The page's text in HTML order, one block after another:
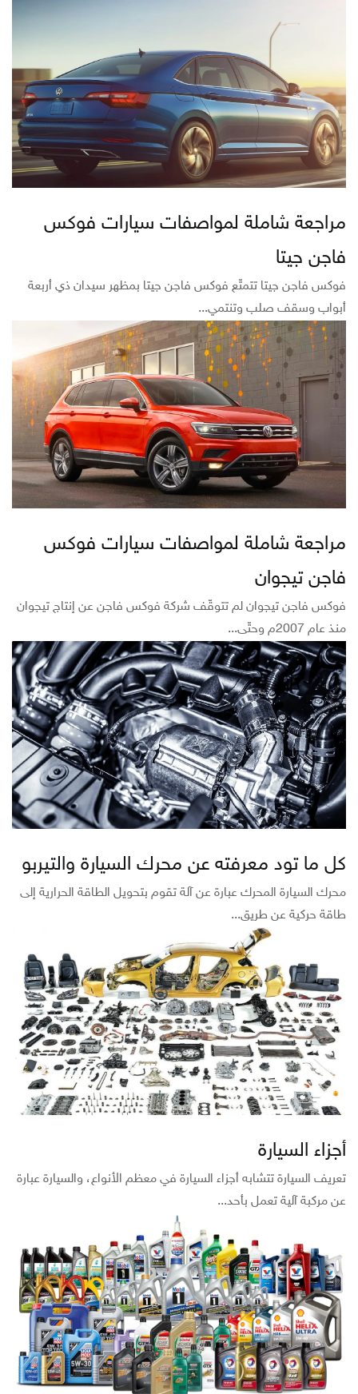
مراجعة شاملة لمواصفات سيارات فوكس
فاجن جيتا
فوكس فاجن جيتا تتمتّع فوكس فاجن جيتا بمظهر سيدان ذي أربعة
أبواب وسقف صلب وتنتمي...
مراجعة شاملة لمواصفات سيارات فوكس
فاجن تيجوان
فوكس فاجن تيجوان لم تتوقّف شركة فوكس فاجن عن إنتاج تيجوان
منذ عام 2007م وحتّى...
كل ما تود معرفته عن محرك السيارة والتيربو
محرك السيارة المحرك عبارة عن آلة تقوم بتحويل الطاقة الحرارية إلى
طاقة حركية عن طريق...
أجزاء السيارة
تعريف السيارة تتشابه أجزاء السيارة في معظم الأنواع، والسيارة عبارة
عن مركبة آلية تعمل بأحد...